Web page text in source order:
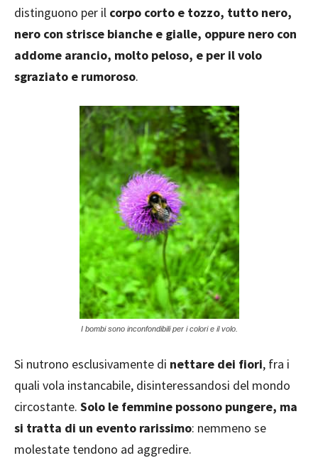
distinguono per il corpo corto e tozzo, tutto nero,
nero con strisce bianche e gialle, oppure nero con
addome arancio, molto peloso, e per il volo
sgraziato e rumoroso.
I bombi sono inconfondibili per i colori e il volo.
Si nutrono esclusivamente di nettare dei fiori, fra i
quali vola instancabile, disinteressandosi del mondo
circostante. Solo le femmine possono pungere, ma
si tratta di un evento rarissimo: nemmeno se
molestate tendono ad aggredire.